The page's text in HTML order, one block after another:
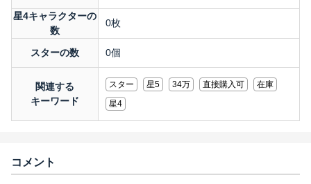
星4キャラクターの
数
0枚
スターの数 0個
関連する
キーワード
スター 星5 34万 直接購入可
在庫
星4
コメント